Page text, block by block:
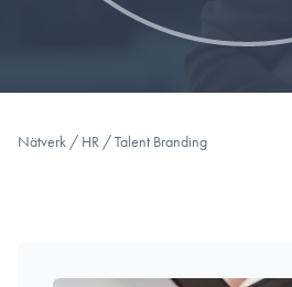
Nätverk / HR /Talent Branding